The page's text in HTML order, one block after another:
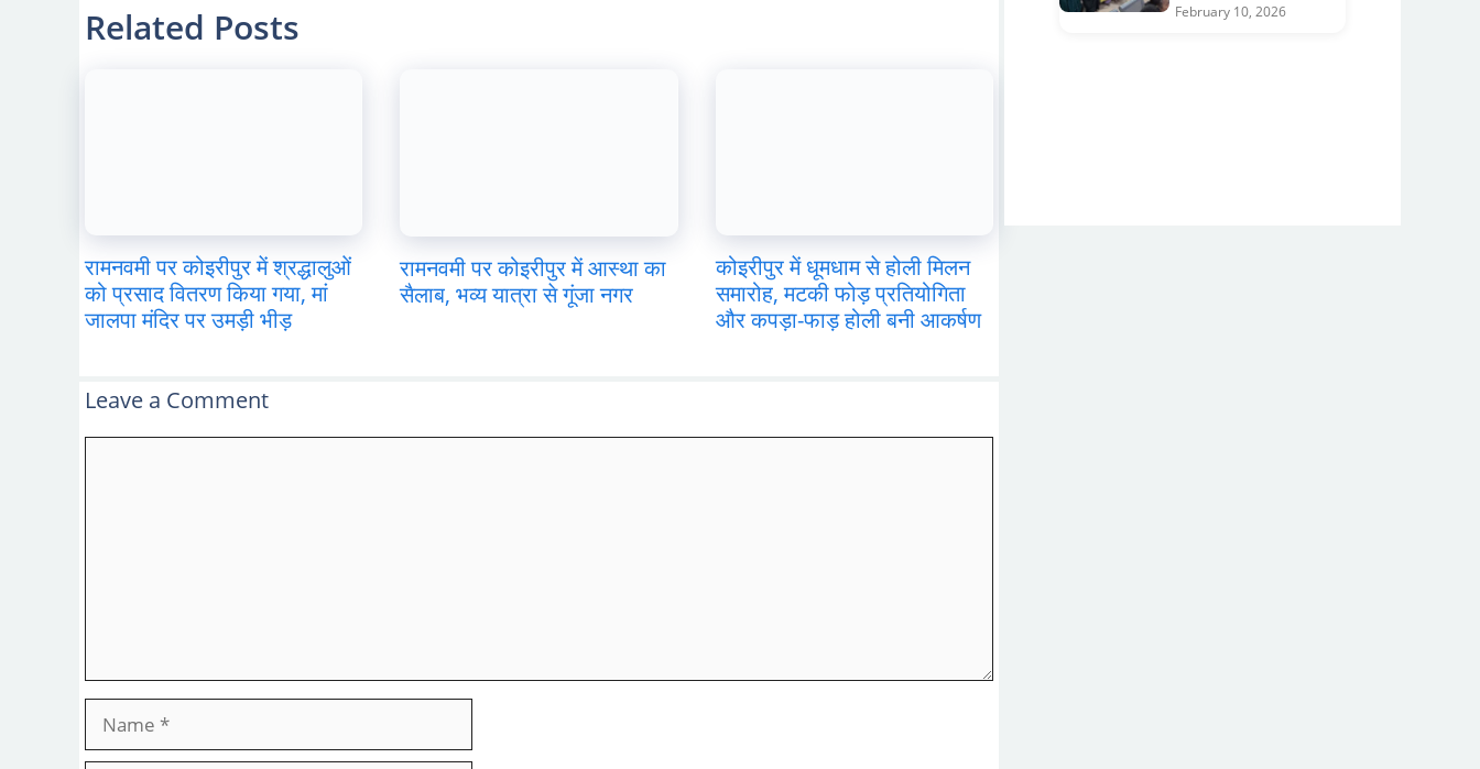
Related Posts
रामनवमी पर कोइरीपुर में श्रद्धालुओं
को प्रसाद वितरण किया गया, मां
जालपा मंदिर पर उमड़ी भीड़
रामनवमी पर कोइरीपुर में आस्था का
सैलाब, भव्य यात्रा से गूंजा नगर
कोइरीपुर में धूमधाम से होली मिलन
समारोह, मटकी फोड़ प्रतियोगिता
और कपड़ा-फाड़ होली बनी आकर्षण
Leave a Comment
February 10, 2026